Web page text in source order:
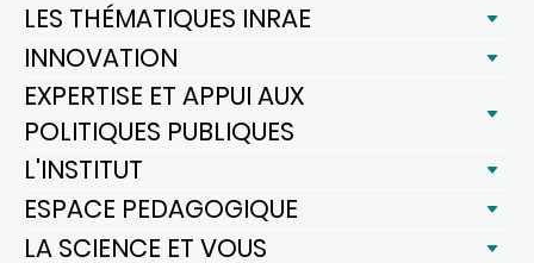
LES THÉMATIQUES INRAE
INNOVATION
EXPERTISE ET APPUI AUX
POLITIQUES PUBLIQUES
L'INSTITUT
ESPACE PEDAGOGIQUE
LA SCIENCE ET VOUS